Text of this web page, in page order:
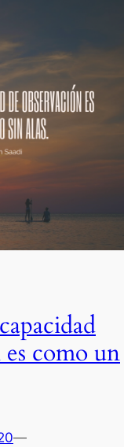
como un
—